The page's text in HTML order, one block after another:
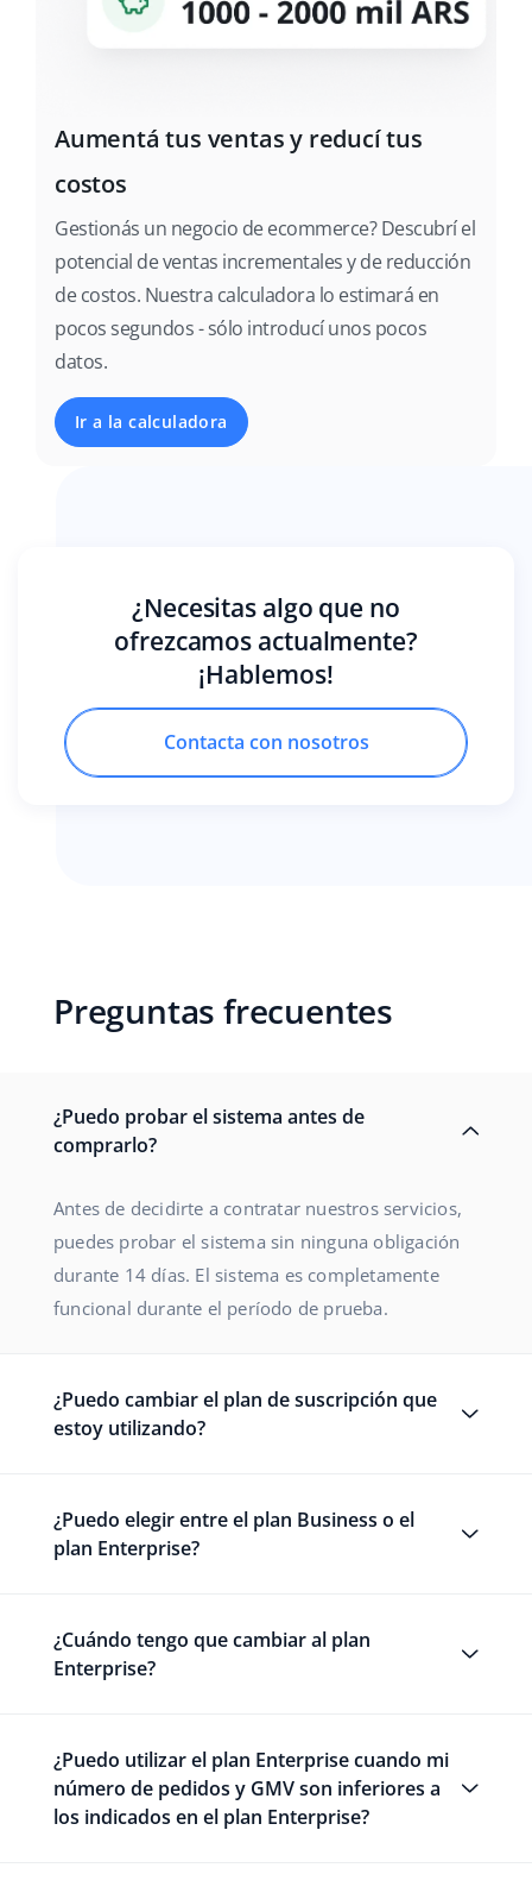
Aumentá tus ventas y reducí tus
costos
Gestionás un negocio de ecommerce? Descubrí el
potencial de ventas incrementales y de reducción
de costos. Nuestra calculadora lo estimará en
pocos segundos - sólo introducí unos pocos
datos.
Ir a la calculadora
¿Necesitas algo que no
ofrezcamos actualmente?
¡Hablemos!
Contacta con nosotros
Preguntas frecuentes
¿Puedo probar el sistema antes de
comprarlo?
Antes de decidirte a contratar nuestros servicios,
puedes probar el sistema sin ninguna obligación
durante 14 días. El sistema es completamente
funcional durante el período de prueba.
¿Puedo cambiar el plan de suscripción que
estoy utilizando?
¿Puedo elegir entre el plan Business o el
plan Enterprise?
¿Cuándo tengo que cambiar al plan
Enterprise?
¿Puedo utilizar el plan Enterprise cuando mi
número de pedidos y GMV son inferiores a
los indicados en el plan Enterprise?